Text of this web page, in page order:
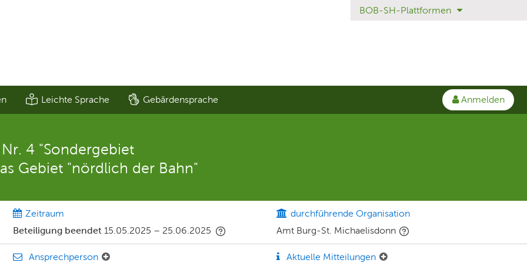
BOB-SH-Plattformen
Leichte Sprache Gebärdensprache
Anmelden
4 "Sondergebiet
Gebiet "nördlich der Bahn"
Zeitraum
Beteiligung beendet 15.05.2025 – 25.06.2025
durchführende Organisation
Amt Burg-St. Michaelisdonn
Ansprechperson Aktuelle Mitteilungen